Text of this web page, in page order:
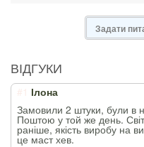
Задати
ВІДГУКИ
Ілона
Замовили 2 штуки, були в
Поштою у той же день.
раніше, якість виробу на
це маст хев.